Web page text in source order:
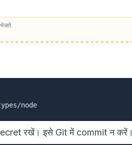
रखें। इसे Git में commit न करें।